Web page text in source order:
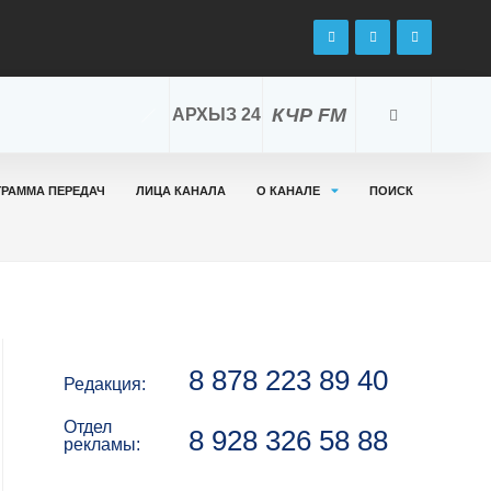
КЧР FM
АРХЫЗ 24
ПЕРЕДАЧ ЛИЦА КАНАЛА О КАНАЛЕ
ПОИСК
Редакция: 8 878 223 89 40
Отдел
рекламы:
8 928 326 58 88